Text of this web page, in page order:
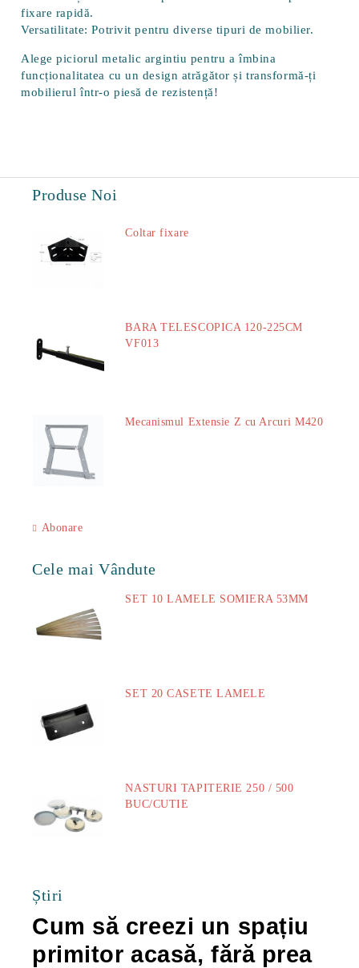
fixare rapidă.
Versatilitate: Potrivit pentru diverse tipuri de mobilier.
Alege piciorul metalic argintiu pentru a îmbina
funcționalitatea cu un design atrăgător și transformă-ți
mobilierul într-o piesă de rezistență!
Produse Noi
Coltar fixare
BARA TELESCOPICA 120-225CM
VF013
Mecanismul Extensie Z cu Arcuri M420
Abonare
Cele mai Vândute
SET 10 LAMELE SOMIERA 53MM
SET 20 CASETE LAMELE
NASTURI TAPITERIE 250 / 500
BUC/CUTIE
Știri
Cum să creezi un spațiu
primitor acasă, fără prea